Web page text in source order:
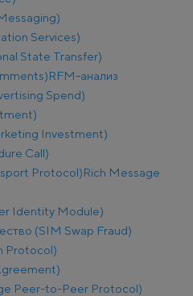
Services)
State Transfer)
RFM-анализ
Spend)
Investment)
Call)
Protocol)Rich Message
Identity Module)
(SIM Swap Fraud)
Protocol)
Peer-to-Peer Protocol)